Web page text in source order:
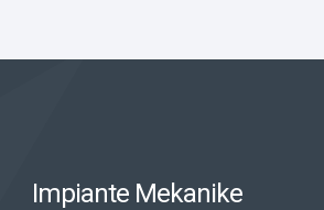
Impiante Mekanike